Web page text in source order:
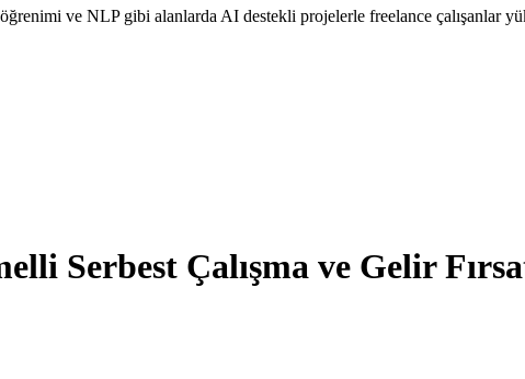
ve NLP gibi alanlarda AI destekli projelerle freelance çalışanlar
Serbest Çalışma ve Gelir